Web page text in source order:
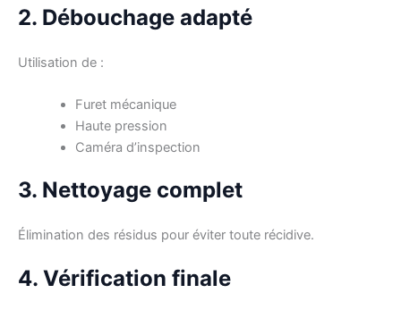
2. Débouchage adapté
Utilisation de :
Furet mécanique
Haute pression
Caméra d’inspection
3. Nettoyage complet
Élimination des résidus pour éviter toute récidive.
4. Vérification finale